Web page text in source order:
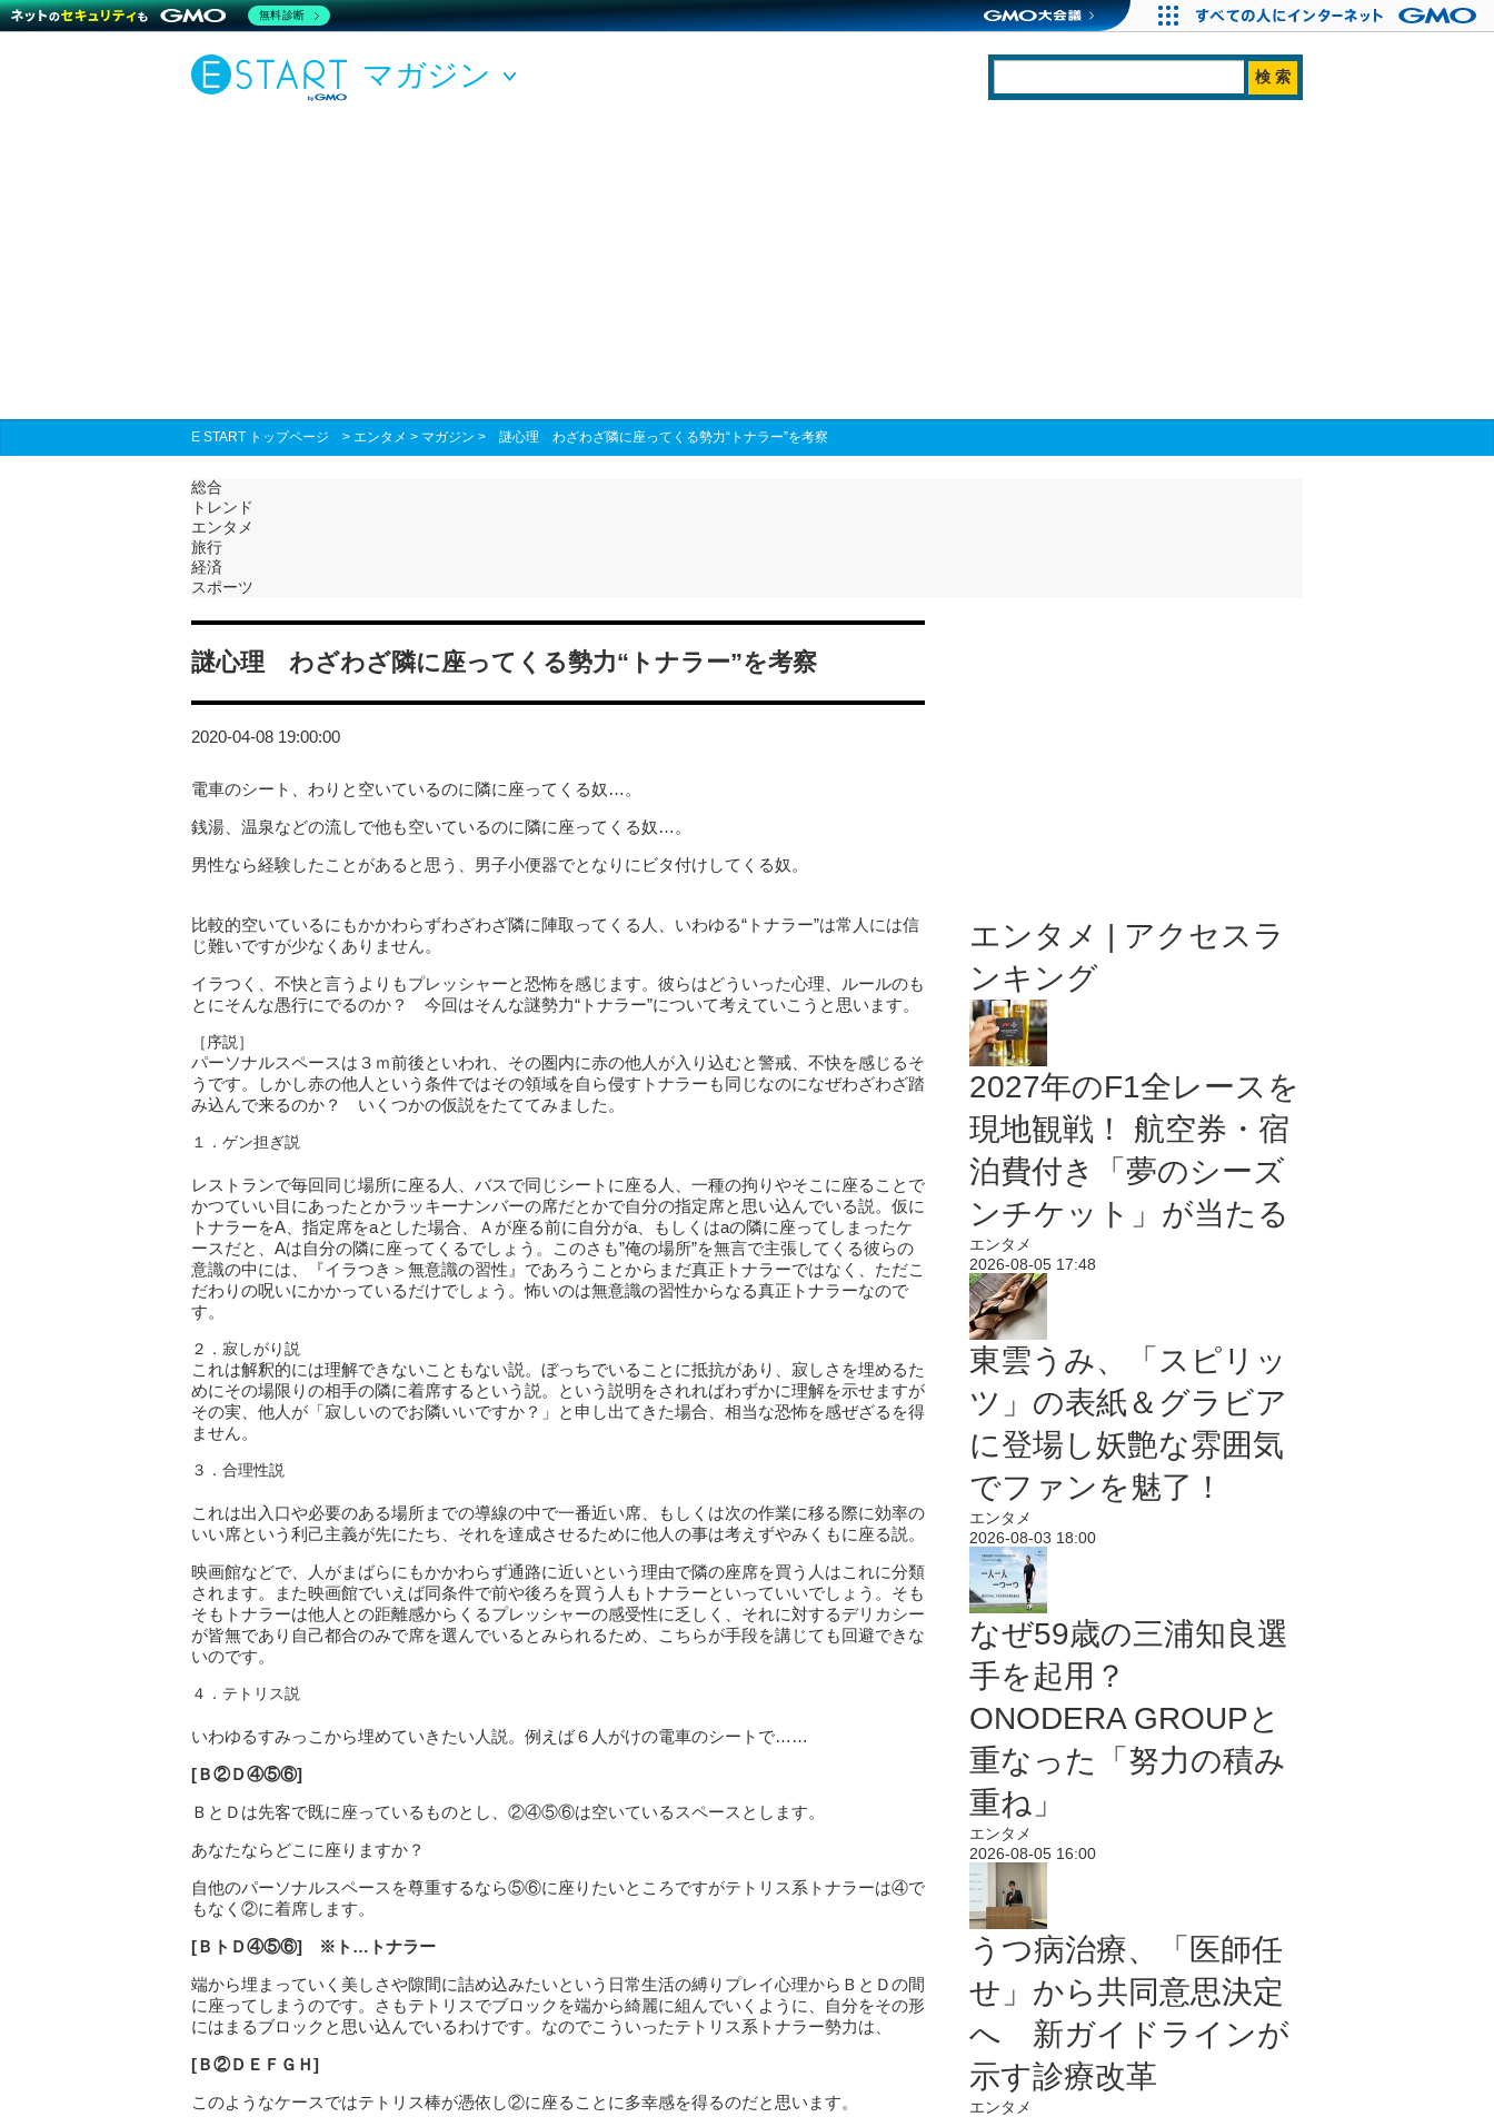
マガジン
E START トップページ > エンタメ > マガジン > 謎心理 わざわざ隣に座ってくる勢力“トナラー”を考察
総合
トレンド
エンタメ
旅行
経済
スポーツ
謎心理 わざわざ隣に座ってくる勢力“トナラー”を考察
2020-04-08 19:00:00
電車のシート、わりと空いているのに隣に座ってくる奴…。
銭湯、温泉などの流しで他も空いているのに隣に座ってくる奴…。
男性なら経験したことがあると思う、男子小便器でとなりにビタ付けしてくる奴。
比較的空いているにもかかわらずわざわざ隣に陣取ってくる人、いわゆる“トナラー”は常人には信
じ難いですが少なくありません。
イラつく、不快と言うよりもプレッシャーと恐怖を感じます。彼らはどういった心理、ルールのも
とにそんな愚行にでるのか？ 今回はそんな謎勢力“トナラー”について考えていこうと思います。
［序説］
パーソナルスペースは３ｍ前後といわれ、その圏内に赤の他人が入り込むと警戒、不快を感じるそ
うです。しかし赤の他人という条件ではその領域を自ら侵すトナラーも同じなのになぜわざわざ踏
み込んで来るのか？ いくつかの仮説をたててみました。
１．ゲン担ぎ説
レストランで毎回同じ場所に座る人、バスで同じシートに座る人、一種の拘りやそこに座ることで
かつていい目にあったとかラッキーナンバーの席だとかで自分の指定席と思い込んでいる説。仮に
トナラーをA、指定席をaとした場合、Ａが座る前に自分がa、もしくはaの隣に座ってしまったケ
ースだと、Aは自分の隣に座ってくるでしょう。このさも”俺の場所”を無言で主張してくる彼らの
意識の中には、『イラつき＞無意識の習性』であろうことからまだ真正トナラーではなく、ただこ
だわりの呪いにかかっているだけでしょう。怖いのは無意識の習性からなる真正トナラーなので
す。
２．寂しがり説
これは解釈的には理解できないこともない説。ぼっちでいることに抵抗があり、寂しさを埋めるた
めにその場限りの相手の隣に着席するという説。という説明をされればわずかに理解を示せますが
その実、他人が「寂しいのでお隣いいですか？」と申し出てきた場合、相当な恐怖を感ぜざるを得
ません。
３．合理性説
これは出入口や必要のある場所までの導線の中で一番近い席、もしくは次の作業に移る際に効率の
いい席という利己主義が先にたち、それを達成させるために他人の事は考えずやみくもに座る説。
映画館などで、人がまばらにもかかわらず通路に近いという理由で隣の座席を買う人はこれに分類
されます。また映画館でいえば同条件で前や後ろを買う人もトナラーといっていいでしょう。そも
そもトナラーは他人との距離感からくるプレッシャーの感受性に乏しく、それに対するデリカシー
が皆無であり自己都合のみで席を選んでいるとみられるため、こちらが手段を講じても回避できな
いのです。
４．テトリス説
いわゆるすみっこから埋めていきたい人説。例えば６人がけの電車のシートで……
[Ｂ②Ｄ④⑤⑥]
ＢとＤは先客で既に座っているものとし、②④⑤⑥は空いているスペースとします。
あなたならどこに座りますか？
自他のパーソナルスペースを尊重するなら⑤⑥に座りたいところですがテトリス系トナラーは④で
もなく②に着席します。
[ＢトＤ④⑤⑥] ※ト…トナラー
端から埋まっていく美しさや隙間に詰め込みたいという日常生活の縛りプレイ心理からＢとＤの間
に座ってしまうのです。さもテトリスでブロックを端から綺麗に組んでいくように、自分をその形
にはまるブロックと思い込んでいるわけです。なのでこういったテトリス系トナラー勢力は、
[Ｂ②ＤＥＦＧＨ]
このようなケースではテトリス棒が憑依し②に座ることに多幸感を得るのだと思います。
エンタメ | アクセスラ
ンキング
2027年のF1全レースを
現地観戦！ 航空券・宿
泊費付き「夢のシーズ
ンチケット」が当たる
エンタメ
2026-08-05 17:48
東雲うみ、「スピリッ
ツ」の表紙＆グラビア
に登場し妖艶な雰囲気
でファンを魅了！
エンタメ
2026-08-03 18:00
なぜ59歳の三浦知良選
手を起用？
ONODERA GROUPと
重なった「努力の積み
重ね」
エンタメ
2026-08-05 16:00
うつ病治療、「医師任
せ」から共同意思決定
へ 新ガイドラインが
示す診療改革
エンタメ
無料診断